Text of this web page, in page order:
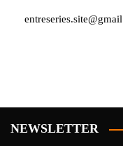
NEWSLETTER